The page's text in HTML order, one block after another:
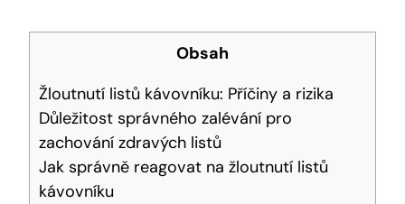
Obsah
Žloutnutí listů kávovníku: Příčiny a rizika
Důležitost správného zalévání pro
zachování zdravých listů
Jak správně reagovat na žloutnutí listů
kávovníku